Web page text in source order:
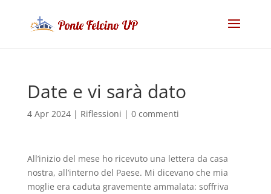
Date e vi sarà dato
4 Apr 2024| Riflessioni | 0 commenti
All’inizio del mese ho ricevuto una lettera da casa
nostra, all’interno del Paese. Mi dicevano che mia
moglie era caduta gravemente ammalata: soffriva